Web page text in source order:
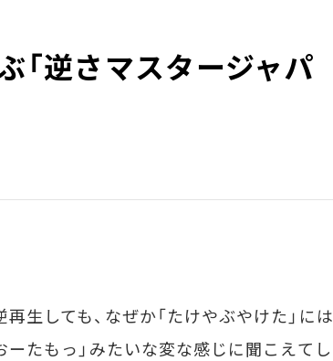
「逆さマスタージャパ
生しても、なぜか「たけやぶやけた」には
ーたもっ」みたいな変な感じに聞こえてし